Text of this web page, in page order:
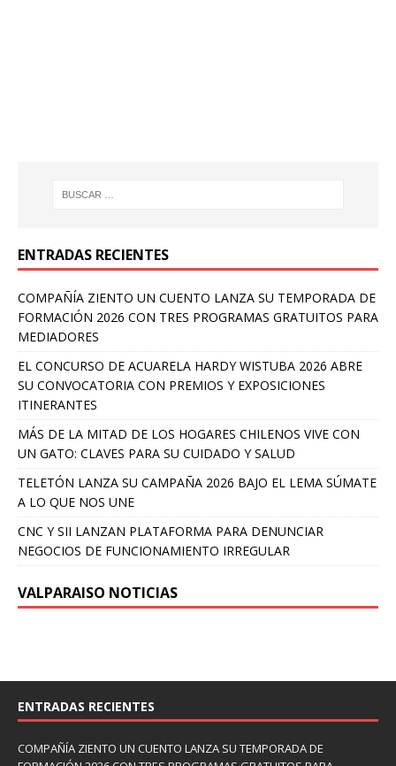
ENTRADAS RECIENTES
COMPAÑÍA ZIENTO UN CUENTO LANZA SU TEMPORADA DE
FORMACIÓN 2026 CON TRES PROGRAMAS GRATUITOS PARA
MEDIADORES
EL CONCURSO DE ACUARELA HARDY WISTUBA 2026 ABRE
SU CONVOCATORIA CON PREMIOS Y EXPOSICIONES
ITINERANTES
MÁS DE LA MITAD DE LOS HOGARES CHILENOS VIVE CON
UN GATO: CLAVES PARA SU CUIDADO Y SALUD
TELETÓN LANZA SU CAMPAÑA 2026 BAJO EL LEMA SÚMATE
A LO QUE NOS UNE
CNC Y SII LANZAN PLATAFORMA PARA DENUNCIAR
NEGOCIOS DE FUNCIONAMIENTO IRREGULAR
VALPARAISO NOTICIAS
ENTRADAS RECIENTES
COMPAÑÍA ZIENTO UN CUENTO LANZA SU TEMPORADA DE